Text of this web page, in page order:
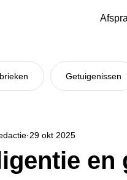
Getuigenissen
en
29 okt 2025